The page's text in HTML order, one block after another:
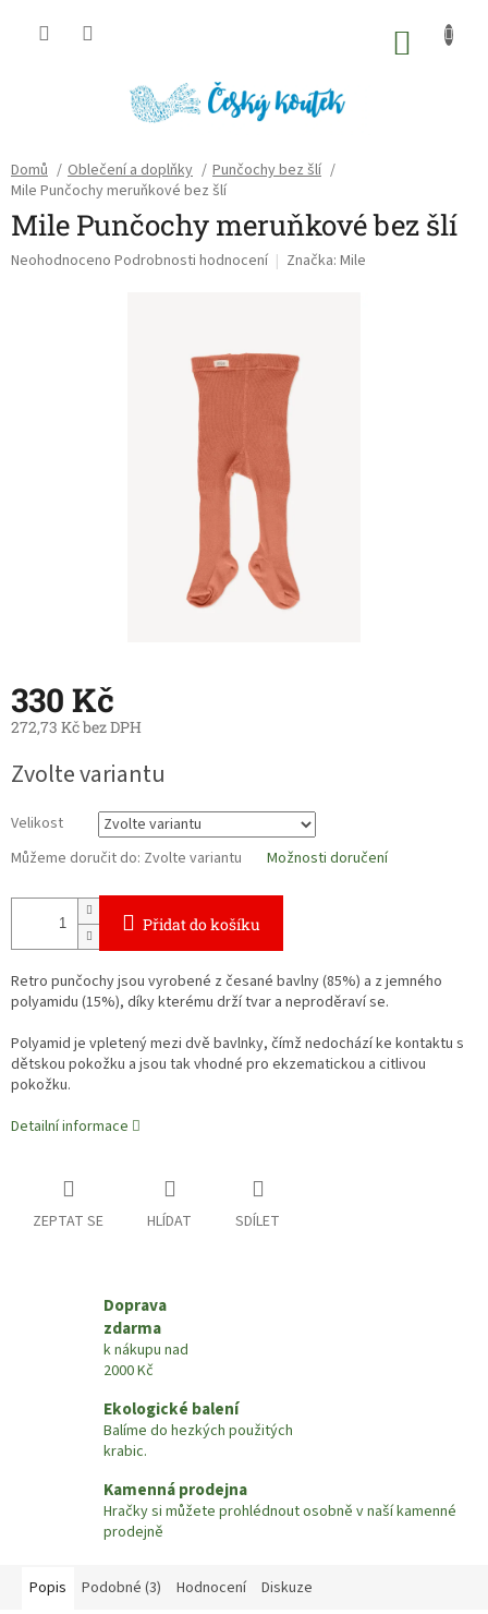
Domů / Oblečení a doplňky / Punčochy bez šlí /
Mile Punčochy meruňkové bez šlí
Mile Punčochy meruňkové bez šlí
Průměrné
Neohodnoceno Podrobnosti hodnocení Značka: Mile
330 Kč
272,73 Kč bez DPH
cena:
Zvolte variantu
Velikost
Můžeme doručit do: Zvolte variantu Možnosti doručení
Přidat do košíku
Retro punčochy jsou vyrobené z česané bavlny (85%) a z jemného
polyamidu (15%), díky kterému drží tvar a neproděraví se.
Polyamid je vpletený mezi dvě bavlnky, čímž nedochází ke kontaktu s
dětskou pokožku a jsou tak vhodné pro ekzematickou a citlivou
pokožku.
Detailní informace
ZEPTAT SE HLÍDAT SDÍLET
Doprava
zdarma
k nákupu nad
2000 Kč
Ekologické balení
Balíme do hezkých použitých
krabic.
Kamenná prodejna
Hračky si můžete prohlédnout osobně v naší kamenné
prodejně
Popis Podobné (3) Hodnocení Diskuze